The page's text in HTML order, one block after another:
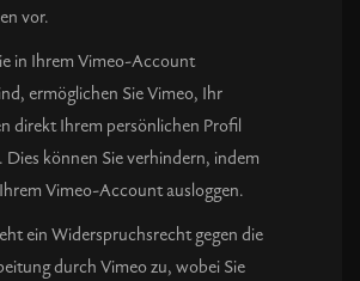
vor.
in Ihrem Vimeo-Account
ermöglichen Sie Vimeo, Ihr
direkt Ihrem persönlichen Profil
Dies können Sie verhindern, indem
Vimeo-Account ausloggen.
ein Widerspruchsrecht gegen die
durch Vimeo zu, wobei Sie